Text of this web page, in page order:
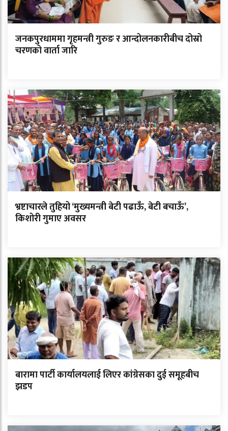
जनकपुरधाममा गृहमन्त्री गुरुङ र आन्दोलनकारीबीच दोस्रो
चरणको वार्ता जारि
भ्रष्टाचारले तुहियो ‘मुख्यमन्त्री बेटी पढाऊँ, बेटी बचाऊँ’,
किशोरी गुमाए अवसर
बारामा पार्टी कार्यालयलाई लिएर कांग्रेसका दुई समूहबीच
झडप